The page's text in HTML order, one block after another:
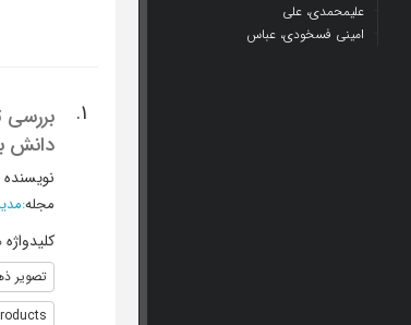
علیمحمدی، علی
امینی فسخودی، عباس
1.
بررسی
دانش
نویسنده
مجله:
کلیدواژه
تصویر